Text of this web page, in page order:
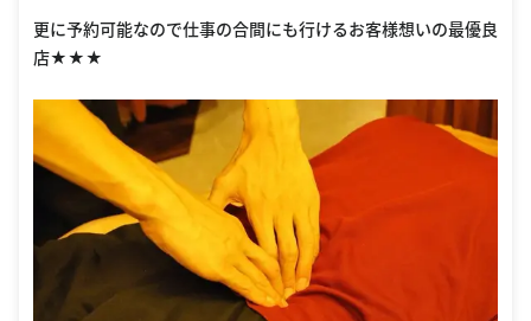
更に予約可能なので仕事の合間にも行けるお客様想いの最優良
店★★★